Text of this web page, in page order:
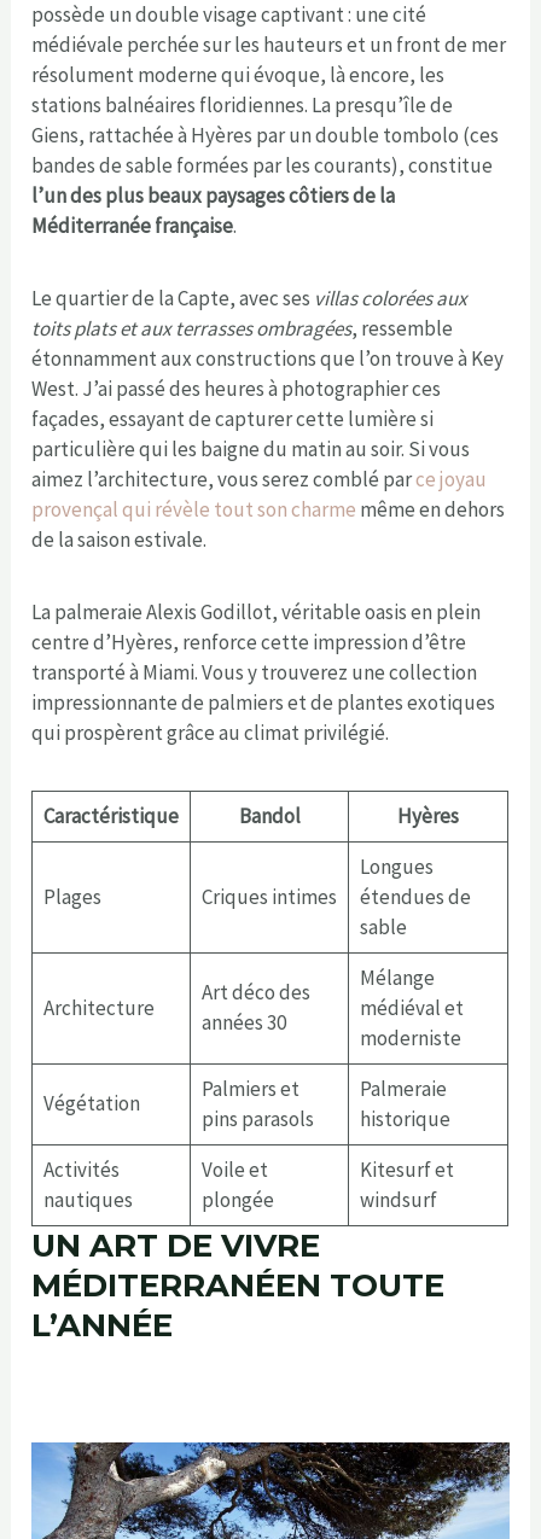
possède un double visage captivant : une cité
médiévale perchée sur les hauteurs et un front de mer
résolument moderne qui évoque, là encore, les
stations balnéaires floridiennes. La presqu’île de
Giens, rattachée à Hyères par un double tombolo (ces
bandes de sable formées par les courants), constitue
l’un des plus beaux paysages côtiers de la
Méditerranée française.
Le quartier de la Capte, avec ses villas colorées aux
toits plats et aux terrasses ombragées, ressemble
étonnamment aux constructions que l’on trouve à Key
West. J’ai passé des heures à photographier ces
façades, essayant de capturer cette lumière si
particulière qui les baigne du matin au soir. Si vous
aimez l’architecture, vous serez comblé parce joyau
provençal qui révèle tout son charme même en dehors
de la saison estivale.
La palmeraie Alexis Godillot, véritable oasis en plein
centre d’Hyères, renforce cette impression d’être
transporté à Miami. Vous y trouverez une collection
impressionnante de palmiers et de plantes exotiques
qui prospèrent grâce au climat privilégié.
Caractéristique Bandol Hyères
Plages Criques intimes
Longues
étendues de
sable
Architecture
Art déco des
années 30
Mélange
médiéval et
moderniste
Végétation
Palmiers et
pins parasols
Palmeraie
historique
Activités
nautiques
Voile et
plongée
Kitesurf et
windsurf
UN ART DE VIVRE
MÉDITERRANÉEN TOUTE
L’ANNÉE